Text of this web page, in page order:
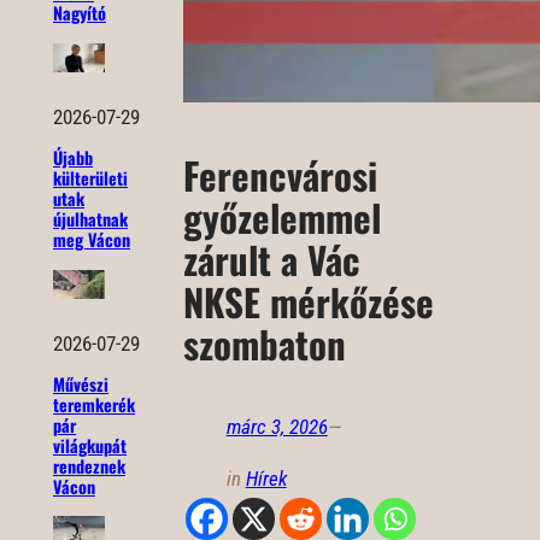
Nagyító
2026-07-29
Újabb
külterületi
utak
újulhatnak
meg Vácon
2026-07-29
Művészi
teremkerék
pár
világkupát
rendeznek
Vácon
Ferencvárosi
győzelemmel
zárult a Vác
NKSE mérkőzése
szombaton
márc 3, 2026—
in Hírek